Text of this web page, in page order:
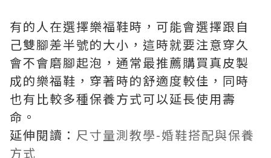
有的人在選擇樂福鞋時，可能會選擇跟自
己雙腳差半號的大小，這時就要注意穿久
會不會磨腳起泡，通常最推薦購買真皮製
成的樂福鞋，穿著時的舒適度較佳，同時
也有比較多種保養方式可以延長使用壽
命。
延伸閱讀： 尺寸量測教學-婚鞋搭配與保養
方式